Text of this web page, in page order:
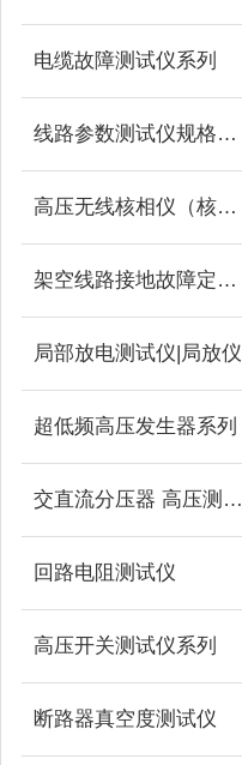
电缆故障测试仪系列
线路参数测试仪规格型号
高压无线核相仪（核相器）
架空线路接地故障定位仪
局部放电测试仪|局放仪
超低频高压发生器系列
交直流分压器 高压测量仪
回路电阻测试仪
高压开关测试仪系列
断路器真空度测试仪